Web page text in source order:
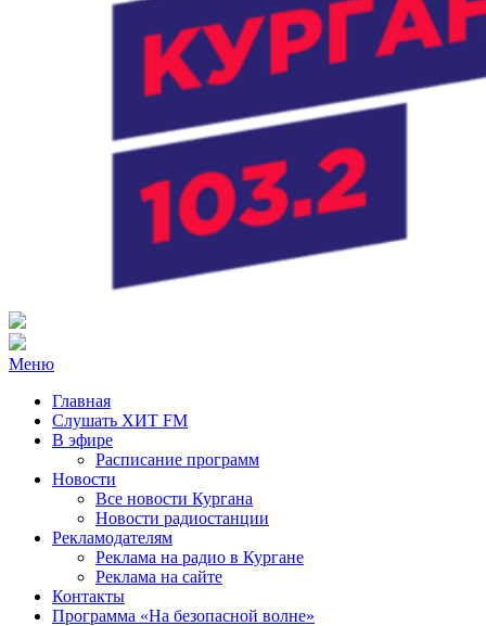
Радио ХИТ FM Курган
103.2 FM
Меню
Главная
Слушать ХИТ FM
В эфире
Расписание программ
Новости
Все новости Кургана
Новости радиостанции
Рекламодателям
Реклама на радио в Кургане
Реклама на сайте
Контакты
Программа «На безопасной волне»